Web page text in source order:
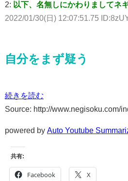
2: 以下、名無しにかわりましてネ
2022/01/30(日) 12:07:51.75
自分をまず疑う
続きを読む
Source: http://www.negisoku.com/
powered by Auto Youtube
共有:
Facebook X